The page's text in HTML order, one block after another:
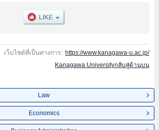
เว็บไซต์ที่เป็นทางการ: https://www.kanagawa-u.ac.jp/
Kanagawa Universityกลับสู่ด้านบน
Law
Economics